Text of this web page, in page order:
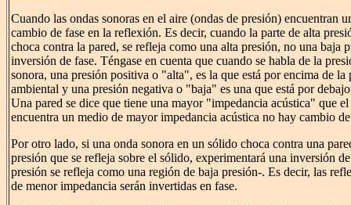
Cuando las ondas sonoras en el aire (ondas de presión) encuentran
cambio de fase en la reflexión. Es decir, cuando la parte de alta
choca contra la pared, se refleja como una alta presión, no una baja
inversión de fase. Téngase en cuenta que cuando se habla de la
sonora, una presión positiva o "alta", es la que está por encima de la
ambiental y una presión negativa o "baja" es una que está por
Una pared se dice que tiene una mayor "impedancia acústica" que
encuentra un medio de mayor impedancia acústica no hay cambio
Por otro lado, si una onda sonora en un sólido choca contra una
presión que se refleja sobre el sólido, experimentará una inversión
presión se refleja como una región de baja presión-. Es decir, las
de menor impedancia serán invertidas en fase.